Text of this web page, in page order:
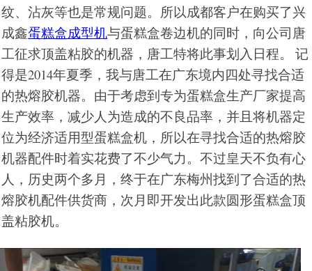
纹、沾灰等也是常规问题。所以成都客户在购买了兴
成鑫蛋糕盒成型机与蛋糕盒卷边机的同时，向公司唐
工征求顶盖粘胶的机器，唐工特将此事划入日程。
记
得是2014年夏季，我与唐工在广东境内四处寻找合适
的热熔胶机器。由于考虑到专为蛋糕盒生产厂家提高
生产效率，减少人为造成的不良品率，并且将机器定
位为经济适用型蛋糕盒机，所以在寻找合适的热熔胶
机器配件时着实花费了不少气力。不过皇天不负有心
人，历史两个多月，终于在广东梅州找到了合适的热
熔胶机配件供货商，次月即开发出此款圆形蛋糕盒顶
盖粘胶机。